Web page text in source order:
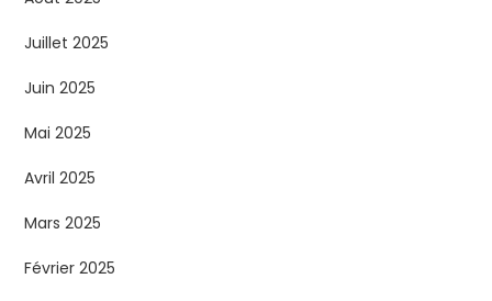
Juillet 2025
Juin 2025
Mai 2025
Avril 2025
Mars 2025
Février 2025